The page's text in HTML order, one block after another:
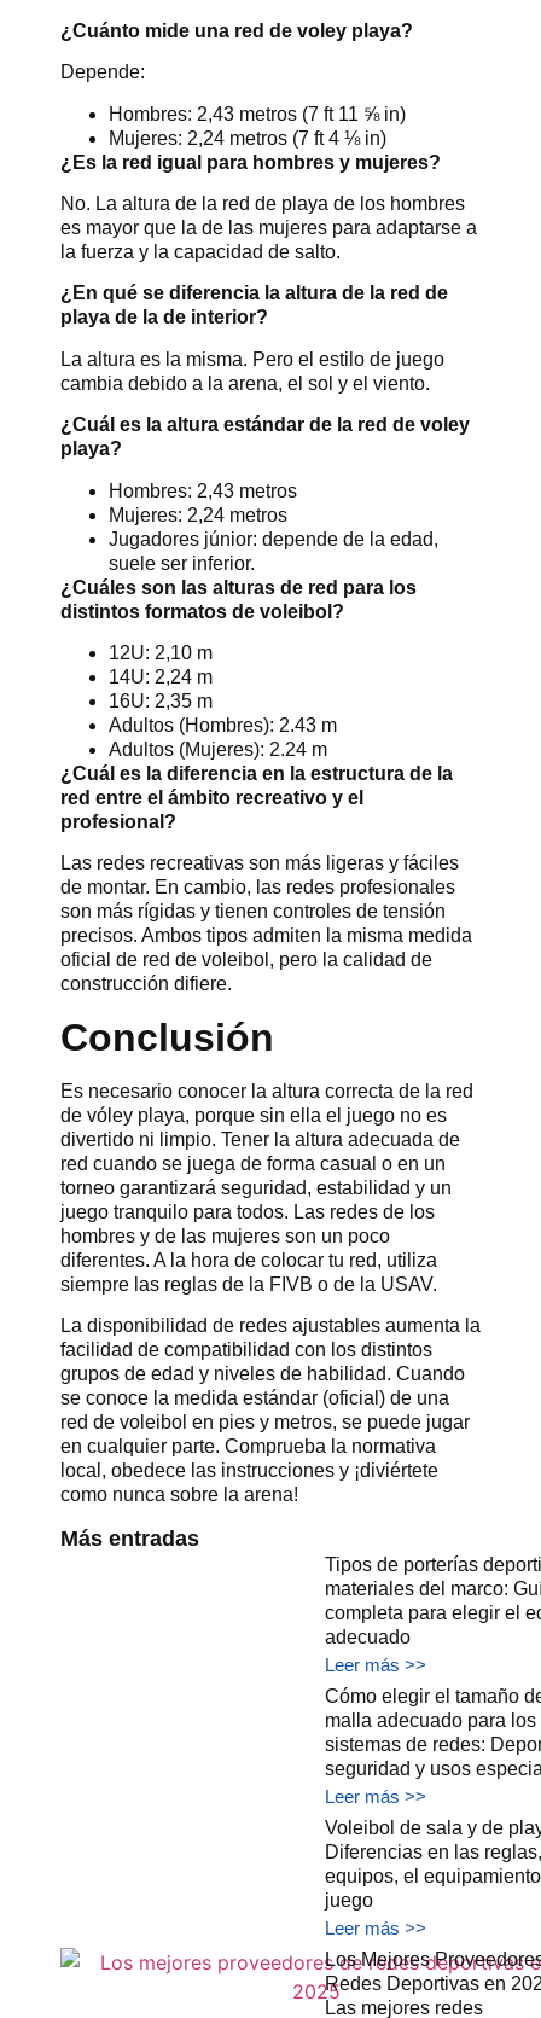
¿Cuánto mide una red de voley playa?
Depende:
Hombres: 2,43 metros (7 ft 11 ⅝ in)
Mujeres: 2,24 metros (7 ft 4 ⅛ in)
¿Es la red igual para hombres y mujeres?
No. La altura de la red de playa de los hombres
es mayor que la de las mujeres para adaptarse a
la fuerza y la capacidad de salto.
¿En qué se diferencia la altura de la red de
playa de la de interior?
La altura es la misma. Pero el estilo de juego
cambia debido a la arena, el sol y el viento.
¿Cuál es la altura estándar de la red de voley
playa?
Hombres: 2,43 metros
Mujeres: 2,24 metros
Jugadores júnior: depende de la edad,
suele ser inferior.
¿Cuáles son las alturas de red para los
distintos formatos de voleibol?
12U: 2,10 m
14U: 2,24 m
16U: 2,35 m
Adultos (Hombres): 2.43 m
Adultos (Mujeres): 2.24 m
¿Cuál es la diferencia en la estructura de la
red entre el ámbito recreativo y el
profesional?
Las redes recreativas son más ligeras y fáciles
de montar. En cambio, las redes profesionales
son más rígidas y tienen controles de tensión
precisos. Ambos tipos admiten la misma medida
oficial de red de voleibol, pero la calidad de
construcción difiere.
Conclusión
Es necesario conocer la altura correcta de la red
de vóley playa, porque sin ella el juego no es
divertido ni limpio. Tener la altura adecuada de
red cuando se juega de forma casual o en un
torneo garantizará seguridad, estabilidad y un
juego tranquilo para todos. Las redes de los
hombres y de las mujeres son un poco
diferentes. A la hora de colocar tu red, utiliza
siempre las reglas de la FIVB o de la USAV.
La disponibilidad de redes ajustables aumenta la
facilidad de compatibilidad con los distintos
grupos de edad y niveles de habilidad. Cuando
se conoce la medida estándar (oficial) de una
red de voleibol en pies y metros, se puede jugar
en cualquier parte. Comprueba la normativa
local, obedece las instrucciones y ¡diviértete
como nunca sobre la arena!
Más entradas
Tipos de porterías
materiales del marco:
completa para elegir el
adecuado
Leer más >>
Cómo elegir el tamaño
malla adecuado para los
sistemas de redes:
seguridad y usos
Leer más >>
Voleibol de sala y de
Diferencias en las
equipos, el
juego
Leer más >>
Los Mejores
Redes Deportivas en
Las mejores redes